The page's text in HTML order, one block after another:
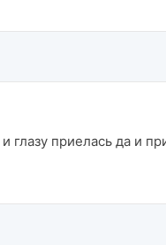
приелась да и